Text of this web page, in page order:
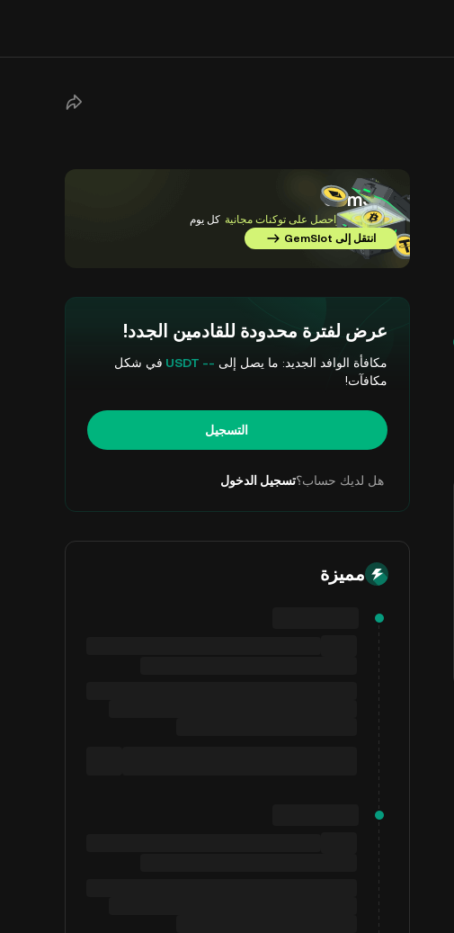
GemSlot
أكمل المهامواحصل على توكنات مجانية كل يوم
انتقل إلى GemSlot
عرض لفترة محدودة للقادمين الجدد!
مكافأة الوافد الجديد: ما يصل إلى -- USDT
في شكل
مكافآت!
التسجيل
هل لديك حساب؟تسجيل الدخول
مميزة